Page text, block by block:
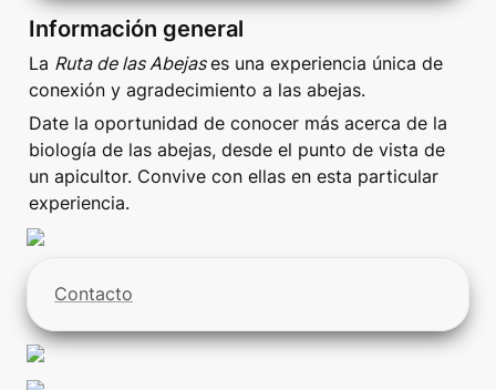
Información general
La Ruta de las Abejas es una experiencia única de
conexión y agradecimiento a las abejas.
Date la oportunidad de conocer más acerca de la
biología de las abejas, desde el punto de vista de
un apicultor. Convive con ellas en esta particular
experiencia.
Contacto